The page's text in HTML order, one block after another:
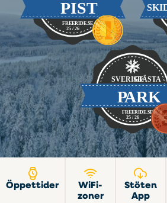
Öppettider
WiFi-
zoner
Stöten
App